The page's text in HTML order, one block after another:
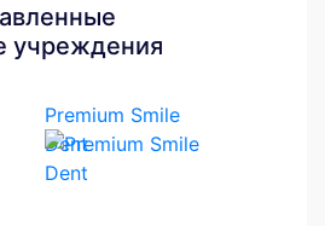
учреждения
Premium Smile
Dent